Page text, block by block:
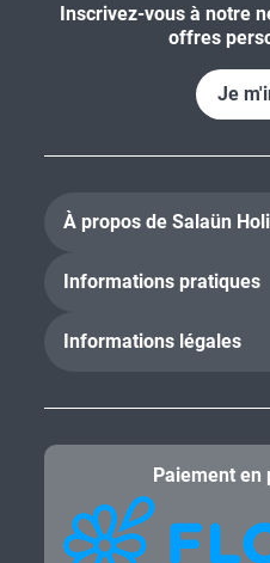
Inscrivez-vous à notre
offres
Je
À propos de Salaün
Informations pratiques
Informations légales
Paiement en